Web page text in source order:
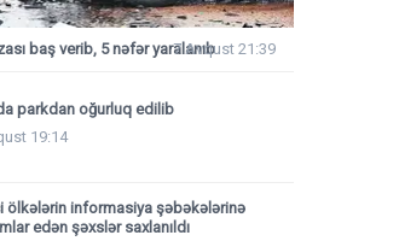
baş verib, 5 nəfər yaralanıb7 Avqust 21:39
parkdan oğurluq edilib
19:14
ölkələrin informasiya şəbəkələrinə
edən şəxslər saxlanıldı